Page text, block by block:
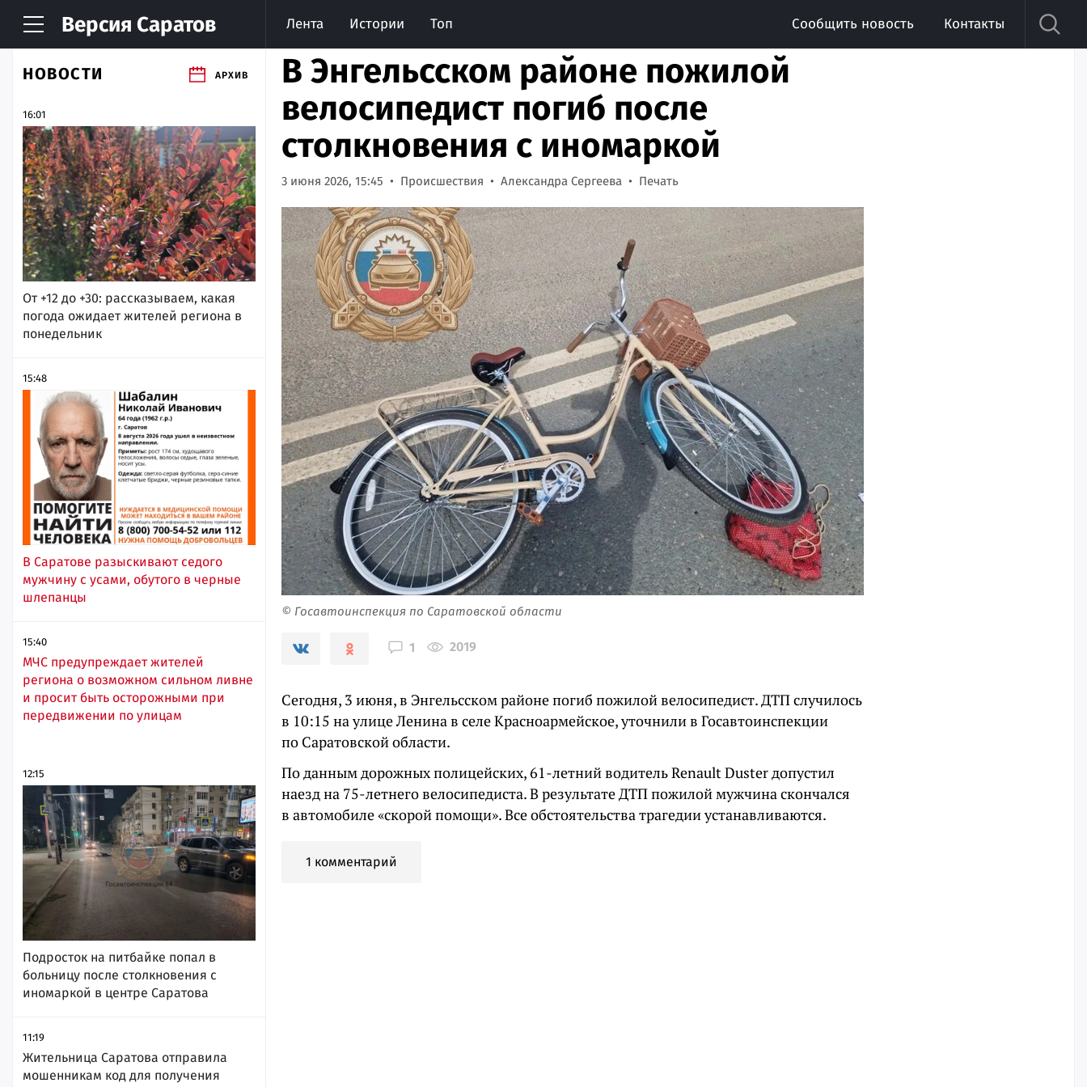
Версия Саратов Лента Истории Топ Сообщить новость Контакты
НОВОСТИ АРХИВ
16:01
От +12 до +30: рассказываем, какая
погода ожидает жителей региона в
понедельник
15:48
В Саратове разыскивают седого
мужчину с усами, обутого в черные
шлепанцы
15:40
МЧС предупреждает жителей
региона о возможном сильном ливне
и просит быть осторожными при
передвижении по улицам
12:15
Подросток на питбайке попал в
больницу после столкновения с
иномаркой в центре Саратова
11:19
Жительница Саратова отправила
мошенникам код для получения
В Энгельсском районе пожилой
велосипедист погиб после
столкновения с иномаркой
3 июня 2026, 15:45 Происшествия Александра Сергеева Печать
© Госавтоинспекция по Саратовской области
1 2019
Сегодня, 3 июня, в Энгельсском районе погиб пожилой велосипедист. ДТП случилось
в 10:15 на улице Ленина в селе Красноармейское, уточнили в Госавтоинспекции
по Саратовской области.
По данным дорожных полицейских, 61-летний водитель Renault Duster допустил
наезд на 75-летнего велосипедиста. В результате ДТП пожилой мужчина скончался
в автомобиле «скорой помощи». Все обстоятельства трагедии устанавливаются.
1 комментарий